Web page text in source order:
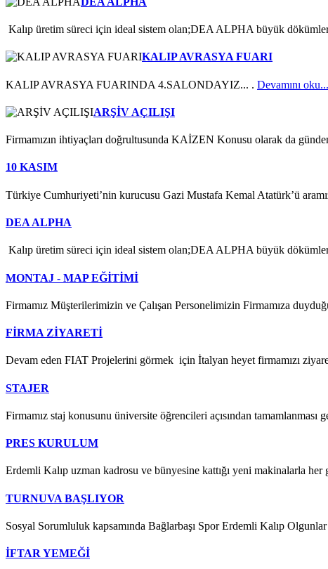
Kalıp üretim süreci için ideal sistem olan;DEA ALPHA büyük
KALIP AVRASYA FUARI
KALIP AVRASYA FUARINDA 4.SALONDAYIZ... . Devamını oku...
ARŞİV AÇILIŞI
Firmamızın ihtiyaçları doğrultusunda KAİZEN Konusu olarak da
10 KASIM
Türkiye Cumhuriyeti’nin kurucusu Gazi Mustafa Kemal Atatürk’ü
DEA ALPHA
Kalıp üretim süreci için ideal sistem olan;DEA ALPHA büyük
MONTAJ - MAP EĞİTİMİ
Firmamız Müşterilerimizin ve Çalışan Personelimizin Firmamıza
FİRMA ZİYARETİ
Devam eden FIAT Projelerini görmek için İtalyan heyet firmamızı
STAJER
Firmamız staj konusunu üniversite öğrencileri açısından tamamlanması
PRES KURULUM
Erdemli Kalıp uzman kadrosu ve bünyesine kattığı yeni makinalarla
TURNUVA BAŞLIYOR
Sosyal Sorumluluk kapsamında Bağlarbaşı Spor Erdemli Kalıp Olgunlar
İFTAR YEMEĞİ